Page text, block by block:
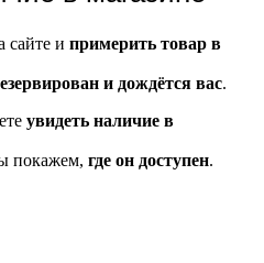
сайте и примерить товар в
и дождётся вас.
увидеть наличие в
покажем, где он доступен.